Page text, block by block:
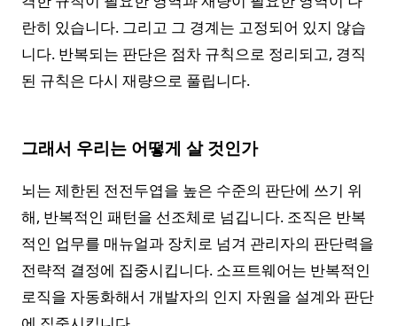
란히 있습니다. 그리고 그 경계는 고정되어 있지 않습
니다. 반복되는 판단은 점차 규칙으로 정리되고, 경직
된 규칙은 다시 재량으로 풀립니다.
그래서 우리는 어떻게 살 것인가
뇌는 제한된 전전두엽을 높은 수준의 판단에 쓰기 위
해, 반복적인 패턴을 선조체로 넘깁니다. 조직은 반복
적인 업무를 매뉴얼과 장치로 넘겨 관리자의 판단력을
전략적 결정에 집중시킵니다. 소프트웨어는 반복적인
로직을 자동화해서 개발자의 인지 자원을 설계와 판단